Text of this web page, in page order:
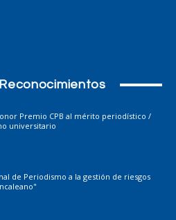
Premio CPB al mérito periodístico /
universitario
de Periodismo a la gestión de riesgos